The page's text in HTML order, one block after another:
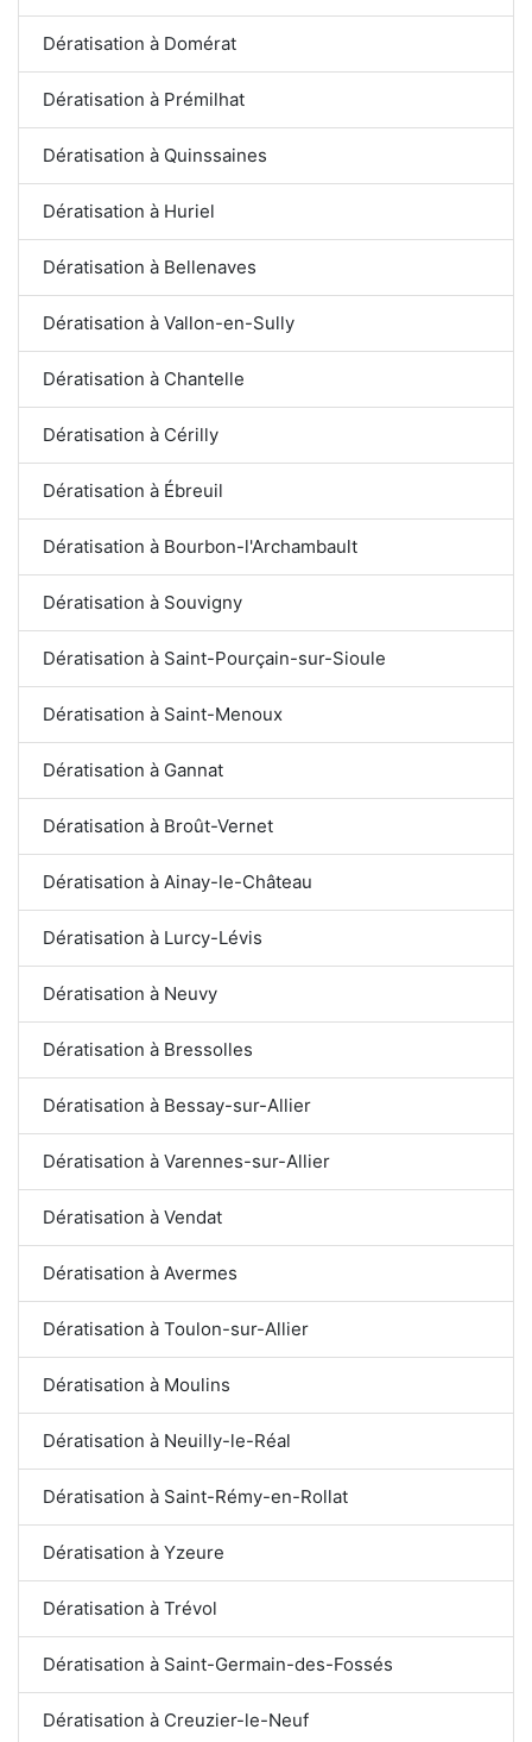
Dératisation à Domérat
Dératisation à Prémilhat
Dératisation à Quinssaines
Dératisation à Huriel
Dératisation à Bellenaves
Dératisation à Vallon-en-Sully
Dératisation à Chantelle
Dératisation à Cérilly
Dératisation à Ébreuil
Dératisation à Bourbon-l'Archambault
Dératisation à Souvigny
Dératisation à Saint-Pourçain-sur-Sioule
Dératisation à Saint-Menoux
Dératisation à Gannat
Dératisation à Broût-Vernet
Dératisation à Ainay-le-Château
Dératisation à Lurcy-Lévis
Dératisation à Neuvy
Dératisation à Bressolles
Dératisation à Bessay-sur-Allier
Dératisation à Varennes-sur-Allier
Dératisation à Vendat
Dératisation à Avermes
Dératisation à Toulon-sur-Allier
Dératisation à Moulins
Dératisation à Neuilly-le-Réal
Dératisation à Saint-Rémy-en-Rollat
Dératisation à Yzeure
Dératisation à Trévol
Dératisation à Saint-Germain-des-Fossés
Dératisation à Creuzier-le-Neuf